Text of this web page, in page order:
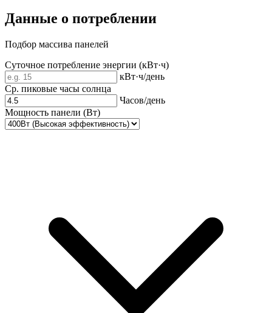
Данные о потреблении
Подбор массива панелей
Суточное потребление энергии (кВт·ч)
кВт·ч/день
Ср. пиковые часы солнца
Часов/день
Мощность панели (Вт)